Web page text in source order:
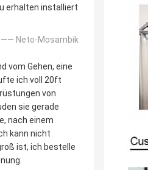
erhalten installiert
—— Neto-Mosambik
vom Gehen, eine
ich voll 20ft
von
sie gerade
nach einem
kann nicht
ist, ich bestelle